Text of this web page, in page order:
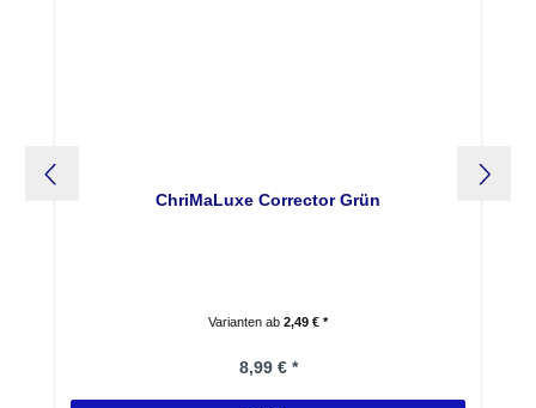
ChriMaLuxe Corrector Grün
Varianten ab 2,49 € *
Regulärer Preis:
8,99 € *